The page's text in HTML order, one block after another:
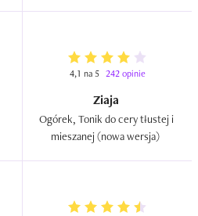
4,1 na 5 242 opinie
Ziaja
Ogórek, Tonik do cery tłustej i